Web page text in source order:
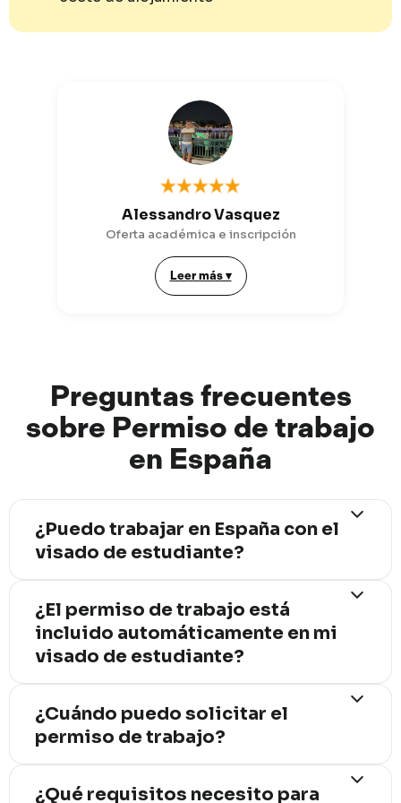
Alessandro Vasquez
Oferta académica e inscripción
Leer más ▾
Preguntas frecuentes
sobre Permiso de trabajo
en España
¿Puedo trabajar en España con el
visado de estudiante?
estudiante permite trabajar un máximo
de 30 horas semanales durante el
período lectivo, siempre que se
correspondiente..
¿El permiso de trabajo está
incluido automáticamente en mi
visado de estudiante?
Cuando se trata de una formación
superior, la autorización de trabajo se
concede de forma automática. En
cambio, si se cursa otro tipo de
¿Cuándo puedo solicitar el
permiso de trabajo?
¿Qué requisitos necesito para